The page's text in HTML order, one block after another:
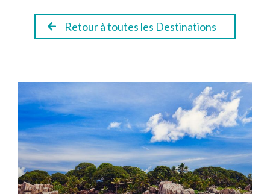
Retour à toutes les Destinations